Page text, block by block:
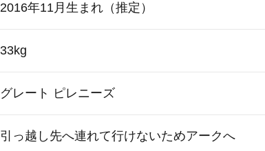
2016年11月生まれ（推定）
33kg
グレート ピレニーズ
引っ越し先へ連れて行けないためアークへ